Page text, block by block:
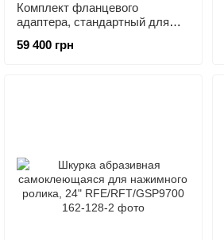
Комплект фланцевого
адаптера, стандартный для
TCX70 HUNTER RP11-8-
59 400 грн